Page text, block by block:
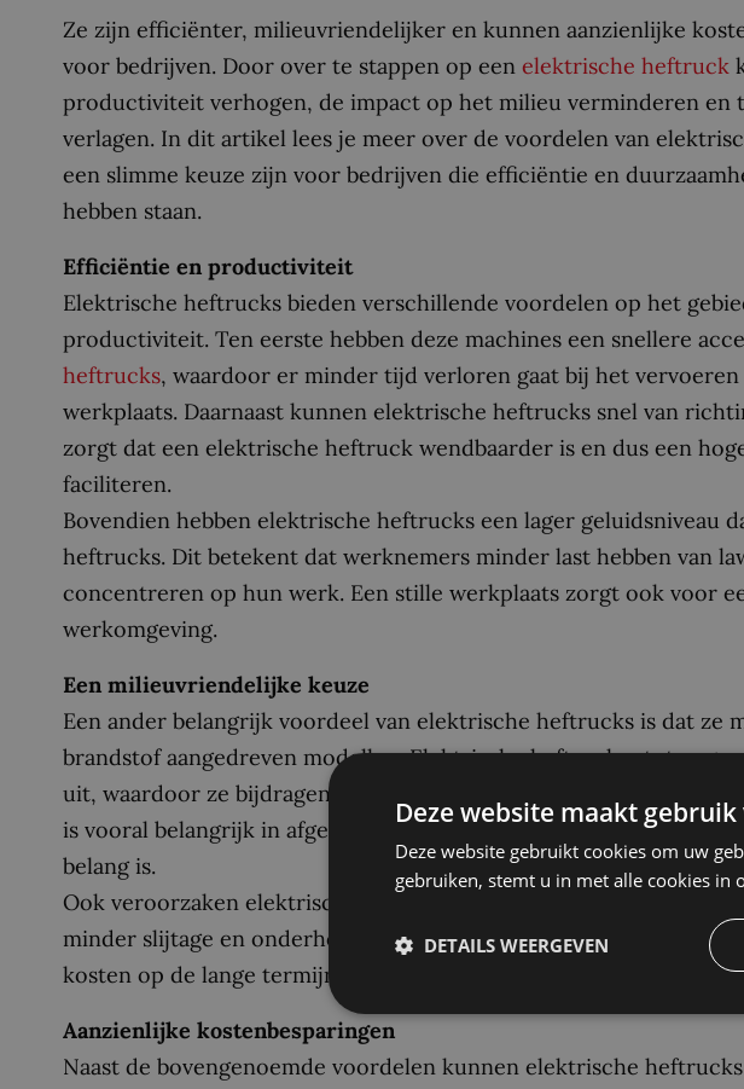
Ze zijn efficiënter, milieuvriendelijker en kunnen aanzienlijke
voor bedrijven. Door over te stappen op een elektrische heftruck
productiviteit verhogen, de impact op het milieu verminderen en
verlagen. In dit artikel lees je meer over de voordelen van
een slimme keuze zijn voor bedrijven die efficiëntie en
hebben staan.
Efficiëntie en productiviteit
Elektrische heftrucks bieden verschillende voordelen op het
productiviteit. Ten eerste hebben deze machines een snellere
heftrucks, waardoor er minder tijd verloren gaat bij het vervoeren
werkplaats. Daarnaast kunnen elektrische heftrucks snel van
zorgt dat een elektrische heftruck wendbaarder is en dus een
faciliteren.
Bovendien hebben elektrische heftrucks een lager geluidsniveau
heftrucks. Dit betekent dat werknemers minder last hebben van
concentreren op hun werk. Een stille werkplaats zorgt ook voor
werkomgeving.
Een milieuvriendelijke keuze
Een ander belangrijk voordeel van elektrische heftrucks is dat ze
brandstof aangedreven modellen. Elektrische heftrucks stoten
uit, waardoor ze bijdragen aan een schonere en gezondere
is vooral belangrijk in afgesloten ruimtes, zoals magazijnen, waar
belang is.
Ook veroorzaken elektrische heftrucks geen ongewenste
minder slijtage en onderhoud aan machines en infrastructuur. Met
kosten op de lange termijn en meer efficiëntie in het gebruik van
Aanzienlijke kostenbesparingen
Naast de bovengenoemde voordelen kunnen elektrische
Deze website maakt gebruik
Deze website gebruikt cookies om uw
gebruiken, stemt u in met alle cookies in
DETAILS WEERGEVEN